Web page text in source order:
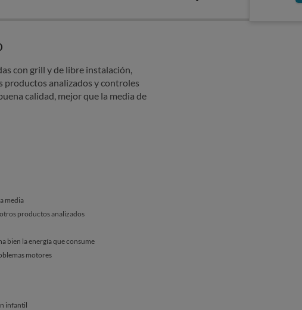
con grill y de libre instalación,
productos analizados y controles
calidad, mejor que la media de
media
productos analizados
bien la energía que consume
motores
infantil